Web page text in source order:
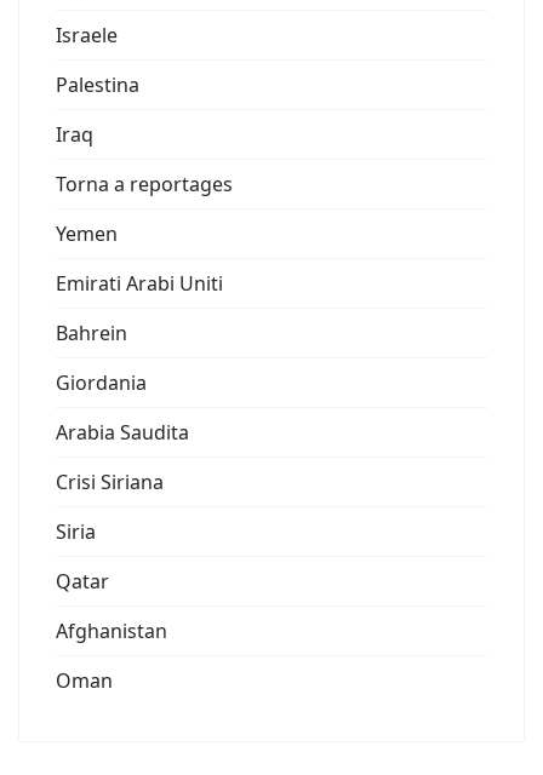
Israele
Palestina
Iraq
Torna a reportages
Yemen
Emirati Arabi Uniti
Bahrein
Giordania
Arabia Saudita
Crisi Siriana
Siria
Qatar
Afghanistan
Oman